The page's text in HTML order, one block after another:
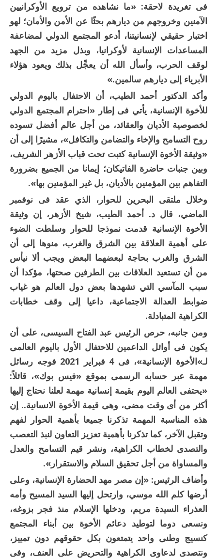
فى تغريدة لاحقة: «ما نشاهده من ترويع الأوكرانيين
الآمنين وخروجهم من ديارهم بحثًا عن الأمن والأمان؛ لهو
اختبار حقيقي لإنسانيتنا، أدعو المجتمع الدولي لمضاعفة
المساعدات الإنسانية لأوكرانيا، وبذل مزيد من الجهد
لوقف الحرب، وأسأل الله أن يعجِّل بذلك ويعود هؤلاء
الأبرياء إلى ديارهم سالمين.»
وأكد الدكتور أحمد الطيب، أن الاحتفال باليوم الدولي
للأخوة الإنسانية، يأتي فى إطار «احترام المجتمع الدولي
لخصوصية الأديان والعقائد، من أجل عالم أفضل تسوده
روح التسامح والإخاء والتضامن والتكافل»، مشيرًا إلى أن
«وثيقة الأخوة الإنسانية كتبت تحت قباب الأزهر الشريف،
وبين جنبات حاضرة الفاتيكان؛ إيمانا من الجميع بضرورة
التفاهم بين المؤمنين بالأديان، بل غير المؤمنين بها».
وخلال ملتقى البحرين للحوار، الذي عقد فى نوفمبر
الماضي، قال د. أحمد الطيب، شيخ الأزهر، إن وثيقة
الأخوة الإنسانية قدمت نموذجا للحوار وسلطت الضوء
على أهمية العلاقة بين الشرق والغرب، منوها إلى أن
الشرق والغرب بحاجة لبعضهما البعض ويجب ألا نيأس
من أن تستعيد العلاقات بين الطرفين صحتها، مؤكدا أن
سبب المآسي التي تشهدها بعض دول العالم هو غياب
ضوابط العدالة الاجتماعية، داعيا إلى وقف خطابات
الكراهية المتبادلة.
ومن جانبه، حرص الرئيس عبد الفتاح السيسى، على أن
يكون فى أوائل الداعمين للاحتفال الأول باليوم العالمى
لـ»الأخوة الإنسانية»، فى 4 فبراير 2021 فوجه رسائل
مهمة عبر حسابه الرسمى بموقع «فيس بوك»، قائلاً:
«يحتفى العالم اليوم بقيمة إنسانية مهمة لعلنا نحتاج إليها
أكثر من أى وقت مضى، وهى قيمة الأخوة الانسانية.. إن
هذه المناسبة المهمة تذكرنا جميعا بأهمية الحوار لفهم
وتقبل الآخر، كما تذكرنا بأهمية تعزيز التعاون لنبذ التعصب
والتصدى لخطاب الكراهية، ونشر قيم التسامح والعدل
والمساواة من أجل تحقيق السلام والاستقرار».
وأضاف الرئيس: «إن مصر مهد الحضارة الإنسانية، وعلى
أرضها كلم الله موسي، وارتحل إليها السيد المسيح وأمه
العذراء السيدة مريم، ودخلها الإسلام منذ فجر بزوغه،
ونسعى دوما لتوطيد دعائم الأخوة بين أبناء المجتمع
كنسيج وطنى واحد يتمتعون بكل حقوقهم دون تمييز،
ونتصدى لدعاوى الكراهية والتحريض على العنف، وفى